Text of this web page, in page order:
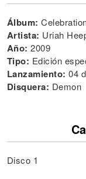
Álbum:
Artista: Uriah
Año: 2009
Tipo: Edición
Lanzamiento: 04
Disquera: Demon
Disco 1